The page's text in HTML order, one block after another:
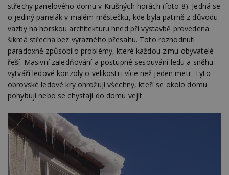
střechy panelového domu v Krušných horách (foto 8). Jedná se
o jediný panelák v malém městečku, kde byla patrně z důvodu
vazby na horskou architekturu hned při výstavbě provedena
šikmá střecha bez výrazného přesahu. Toto rozhodnutí
paradoxně způsobilo problémy, které každou zimu obyvatelé
řeší. Masivní zaledňování a postupné sesouvání ledu a sněhu
vytváří ledové konzoly o velikosti i více než jeden metr. Tyto
obrovské ledové kry ohrožují všechny, kteří se okolo domu
pohybují nebo se chystají do domu vejít.